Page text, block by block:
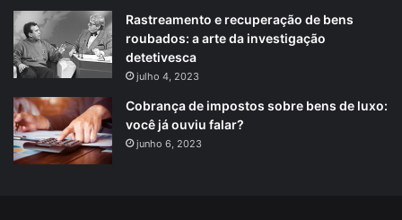
Rastreamento e recuperação de bens
roubados: a arte da investigação
detetivesca
julho 4, 2023
Cobrança de impostos sobre bens de luxo:
você já ouviu falar?
junho 6, 2023